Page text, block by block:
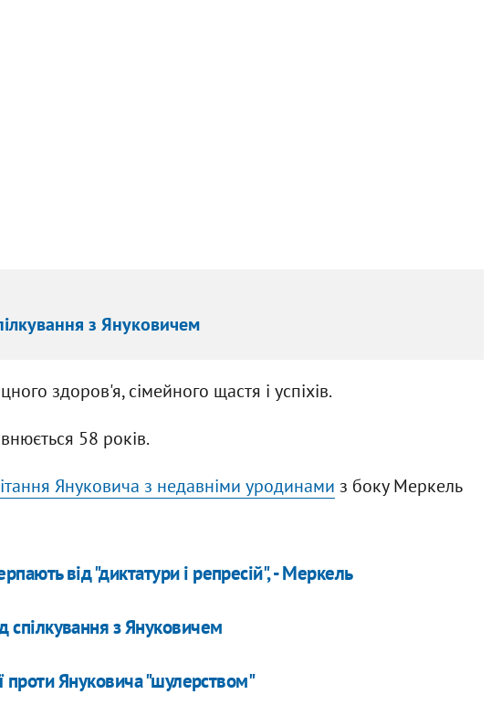
з Януковичем
здоров'я, сімейного щастя і успіхів.
58 років.
Януковича з недавніми уродинами з боку Меркель
від "диктатури і репресій", - Меркель
спілкування з Януковичем
проти Януковича "шулерством"